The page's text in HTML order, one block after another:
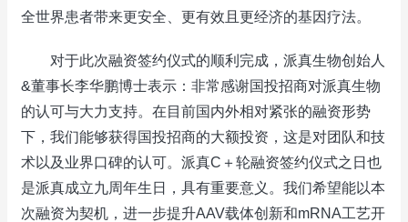
全世界患者带来更安全、更有效且更经济的基因疗法。
对于此次融资签约仪式的顺利完成，派真生物创始人
&董事长李华鹏博士表示：非常感谢国投招商对派真生物
的认可与大力支持。在目前国内外相对紧张的融资形势
下，我们能够获得国投招商的大额投资，这是对团队和技
术以及业界口碑的认可。派真C＋轮融资签约仪式之日也
是派真成立九周年生日，具有重要意义。我们希望能以本
次融资为契机，进一步提升AAV载体创新和mRNA工艺开